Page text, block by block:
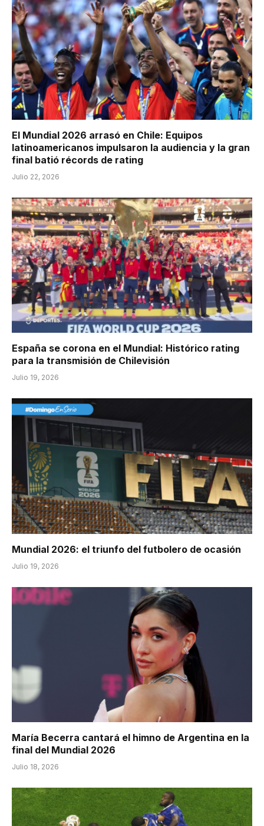
El Mundial 2026 arrasó en Chile: Equipos
latinoamericanos impulsaron la audiencia y la gran
final batió récords de rating
Julio 22, 2026
España se corona en el Mundial: Histórico rating
para la transmisión de Chilevisión
Julio 19, 2026
Mundial 2026: el triunfo del futbolero de ocasión
Julio 19, 2026
María Becerra cantará el himno de Argentina en la
final del Mundial 2026
Julio 18, 2026